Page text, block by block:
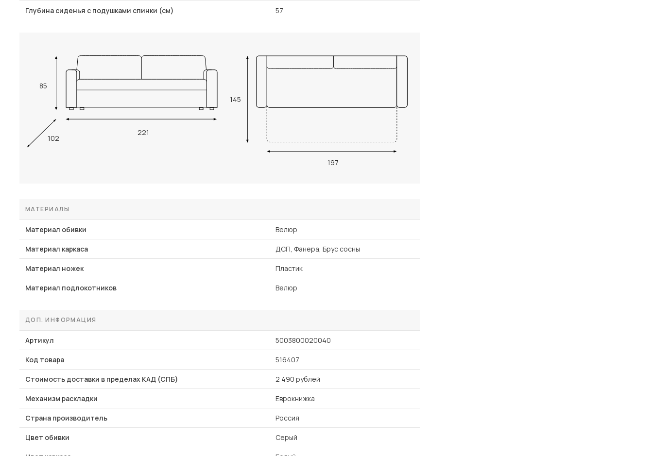
Глубина сиденья с подушками спинки (см) 57
85
221
102
145
197
МАТЕРИАЛЫ
Материал обивки Велюр
Материал каркаса ДСП, Фанера, Брус сосны
Материал ножек Пластик
Материал подлокотников Велюр
ДОП. ИНФОРМАЦИЯ
Артикул 5003800020040
Код товара 516407
Стоимость доставки в пределах КАД (СПБ) 2 490 рублей
Механизм раскладки Еврокнижка
Страна производитель Россия
Цвет обивки Серый